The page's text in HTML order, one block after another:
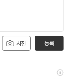
사진 등록